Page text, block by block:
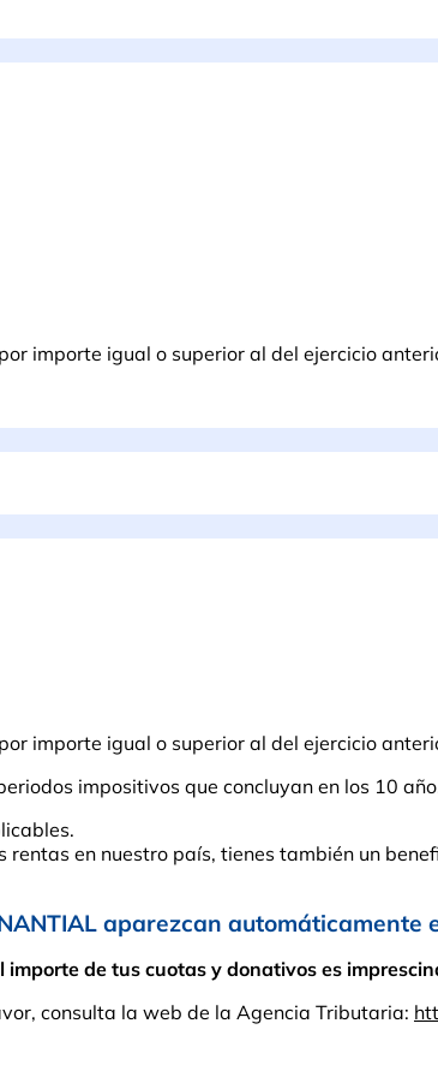
importe igual o superior al del ejercicio
importe igual o superior al del ejercicio
impositivos que concluyan en los 10
en nuestro país, tienes también un
aparezcan automáticamente
de tus cuotas y donativos es
consulta la web de la Agencia Tributaria: